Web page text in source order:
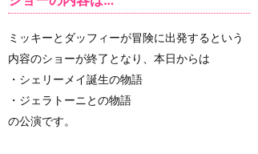
ミッキーとダッフィーが冒険に出発するという
内容のショーが終了となり、本日からは
・シェリーメイ誕生の物語
・ジェラトーニとの物語
の公演です。